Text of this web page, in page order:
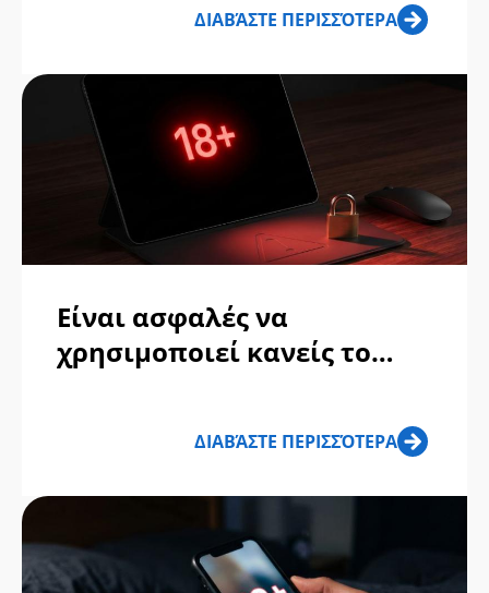
ΔΙΑΒΆΣΤΕ ΠΕΡΙΣΣΌΤΕΡΑ
Είναι ασφαλές να
χρησιμοποιεί κανείς το
ΔΙΑΒΆΣΤΕ ΠΕΡΙΣΣΌΤΕΡΑ